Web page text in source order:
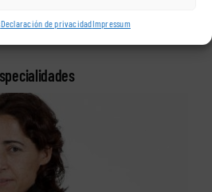
Declaración de privacidadImpressum